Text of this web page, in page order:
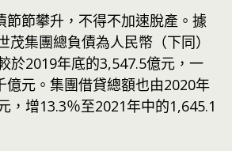
節節攀升，不得不加速脫產。據
茂集團總負債為人民幣（下同）
於2019年底的3,547.5億元，一
億元。集團借貸總額也由2020年
，增13.3％至2021年中的1,645.1